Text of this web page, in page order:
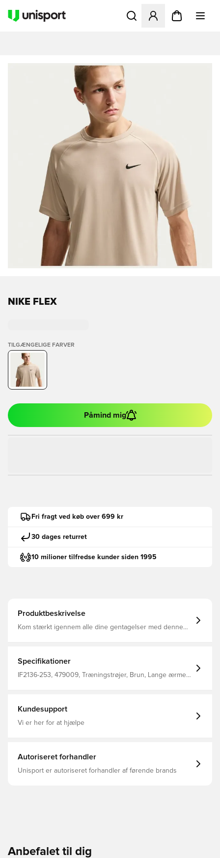
Åbner en Modal til at
NIKE FLEX
TILGÆNGELIGE FARVER
Påmind mig
Fri fragt ved køb over 699 kr
30 dages returret
10 milioner tilfredse kunder siden 1995
Produktbeskrivelse
Kom stærkt igennem alle dine gentagelser med denne
Specifikationer
IF2136-253, 479009, Træningstrøjer, Brun, Lange ærmer,
Kundesupport
Vi er her for at hjælpe
Autoriseret forhandler
Unisport er autoriseret forhandler af førende brands
Anbefalet til dig